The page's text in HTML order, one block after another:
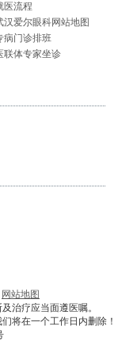
医流程
汉爱尔眼科网站地图
病门诊排班
联体专家坐诊
网站地图
治疗应当面遵医嘱。
将在一个工作日内删除！